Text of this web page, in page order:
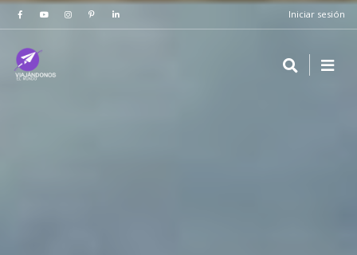
Iniciar sesión